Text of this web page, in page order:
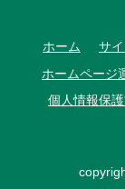
ホーム サ
ホームページ
個人情報保